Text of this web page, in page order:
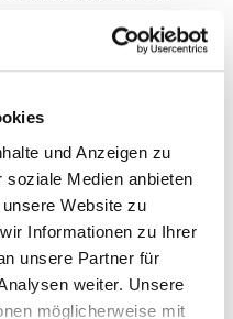
und Anzeigen zu
soziale Medien anbieten
Website zu
Informationen zu Ihrer
unsere Partner für
weiter. Unsere
möglicherweise mit
der Bewertungskriterien und
Fachbereich Hotellerie im
sich an die stetige
die einen
Alle
Sternekategorien
weitere Punkte
mit dem Zusatz
und sind vom Gast